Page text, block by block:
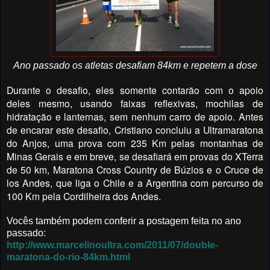
Ano passado os atletas desafiam 84km e repetem a dose
Durante o desafio, eles somente contarão com o apoio
deles mesmo, usando faixas reflexivas, mochilas de
hidratação e lanternas, sem nenhum carro de apoio. Antes
de encarar este desafio, Cristiano concluiu a Ultramaratona
do Anjos, uma prova com 235 Km pelas montanhas de
Minas Gerais e em breve, se desafiará em provas do XTerra
de 50 km, Maratona Cross Country de Búzios e o Cruce de
los Andes, que liga o Chile e a Argentina com percurso de
100 Km pela Cordilheira dos Andes.
Vocês também podem conferir a postagem feita no ano
passado:
http://www.marcelinoultra.com/2011/07/double-
maratona-do-rio-84km.html